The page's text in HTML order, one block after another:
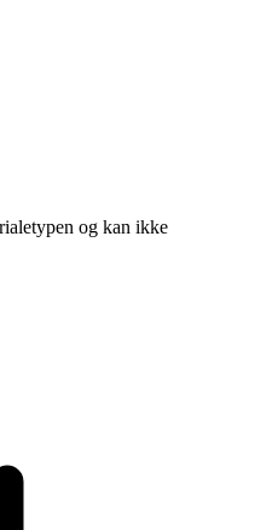
og kan ikke